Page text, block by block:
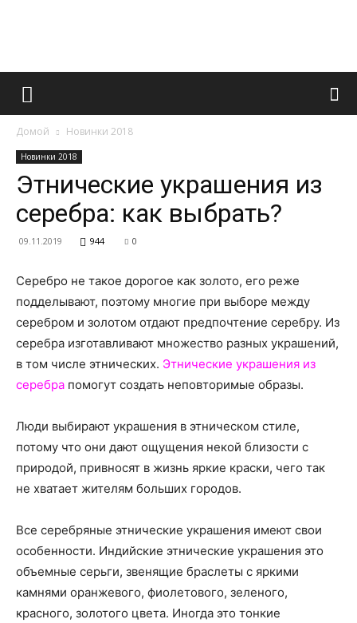
Французский
и
все
о
нем
Домой Новинки 2018
Новинки 2018
Этнические украшения из
серебра: как выбрать?
09.11.2019 944 0
Серебро не такое дорогое как золото, его реже
подделывают, поэтому многие при выборе между
серебром и золотом отдают предпочтение серебру. Из
серебра изготавливают множество разных украшений,
в том числе этнических. Этнические украшения из
серебра помогут создать неповторимые образы.
Люди выбирают украшения в этническом стиле,
потому что они дают ощущения некой близости с
природой, привносят в жизнь яркие краски, чего так
не хватает жителям больших городов.
Все серебряные этнические украшения имеют свои
особенности. Индийские этнические украшения это
объемные серьги, звенящие браслеты с яркими
камнями оранжевого, фиолетового, зеленого,
красного, золотого цвета. Иногда это тонкие